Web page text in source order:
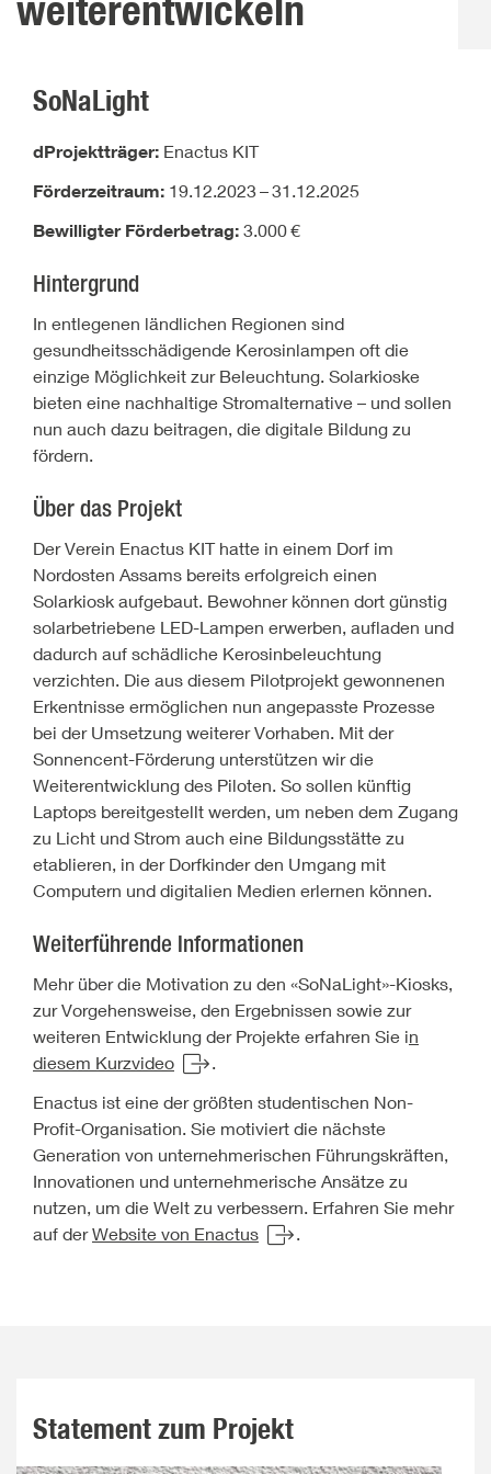
weiterentwickeln
SoNaLight
dProjektträger: Enactus KIT
Förderzeitraum: 19.12.2023 –31.12.2025
Bewilligter Förderbetrag: 3.000€
Hintergrund
In entlegenen ländlichen Regionen sind
gesundheitsschädigende Kerosinlampen oft die
einzige Möglichkeit zur Beleuchtung. Solarkioske
bieten eine nachhaltige Stromalternative – und sollen
nun auch dazu beitragen, die digitale Bildung zu
fördern.
Über das Projekt
Der Verein Enactus KIT hatte in einem Dorf im
Nordosten Assams bereits erfolgreich einen
Solarkiosk aufgebaut. Bewohner können dort günstig
solarbetriebene LED-Lampen erwerben, aufladen und
dadurch auf schädliche Kerosinbeleuchtung
verzichten. Die aus diesem Pilotprojekt gewonnenen
Erkentnisse ermöglichen nun angepasste Prozesse
bei der Umsetzung weiterer Vorhaben. Mit der
Sonnencent-Förderung unterstützen wir die
Weiterentwicklung des Piloten. So sollen künftig
Laptops bereitgestellt werden, um neben dem Zugang
zu Licht und Strom auch eine Bildungsstätte zu
etablieren, in der Dorfkinder den Umgang mit
Computern und digitalien Medien erlernen können.
Weiterführende Informationen
Mehr über die Motivation zu den «SoNaLight»-Kiosks,
zur Vorgehensweise, den Ergebnissen sowie zur
weiteren Entwicklung der Projekte erfahren Sie in
diesem Kurzvideo
.
Enactus ist eine der größten studentischen Non-
Profit-Organisation. Sie motiviert die nächste
Generation von unternehmerischen Führungskräften,
Innovationen und unternehmerische Ansätze zu
nutzen, um die Welt zu verbessern. Erfahren Sie mehr
auf derWebsite von Enactus .
Statement zum Projekt